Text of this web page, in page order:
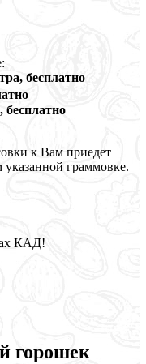
бесплатно
бесплатно
к Вам приедет
граммовке.
КАД!
горошек